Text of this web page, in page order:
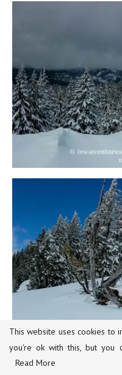
Depuis plusieurs mois,
This website uses cookies to
you're ok with this, but you
Read More